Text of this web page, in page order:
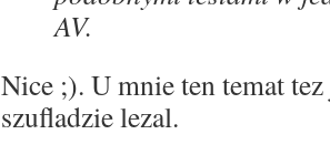
AV.
Nice ;). U mnie ten temat
szufladzie lezal.